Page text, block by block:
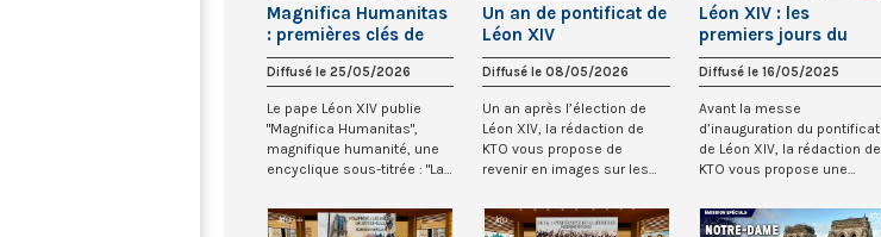
Magnifica Humanitas
: premières clés de
lecture
Diffusé le 25/05/2026
Le pape Léon XIV publie
"Magnifica Humanitas",
magnifique humanité, une
encyclique sous-titrée : "La
Un an de pontificat de
Léon XIV
Diffusé le 08/05/2026
Un an après l’élection de
Léon XIV, la rédaction de
KTO vous propose de
revenir en images sur les
Léon XIV : les
premiers jours du
pontificat
Diffusé le 16/05/2025
Avant la messe
d’inauguration du pontificat
de Léon XIV, la rédaction de
KTO vous propose une